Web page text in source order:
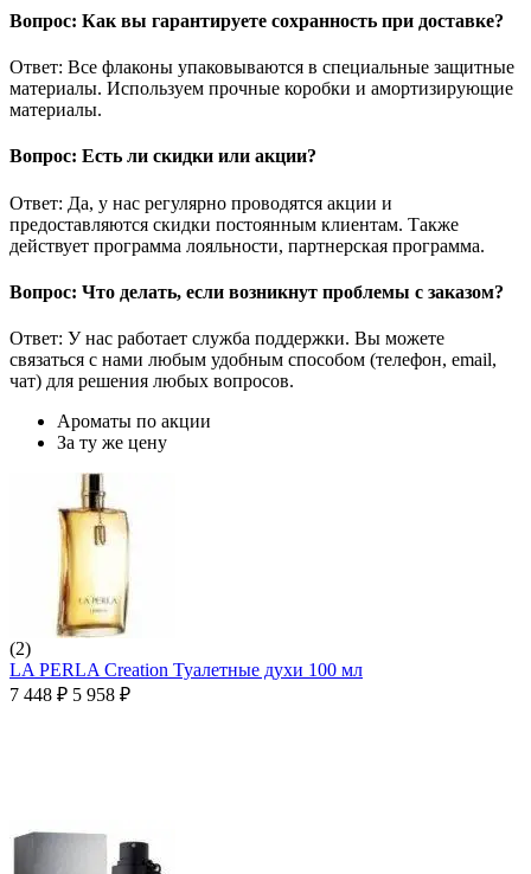
Вопрос: Как вы гарантируете сохранность при доставке?
Ответ: Все флаконы упаковываются в специальные защитные
материалы. Используем прочные коробки и амортизирующие
материалы.
Вопрос: Есть ли скидки или акции?
Ответ: Да, у нас регулярно проводятся акции и
предоставляются скидки постоянным клиентам. Также
действует программа лояльности, партнерская программа.
Вопрос: Что делать, если возникнут проблемы с заказом?
Ответ: У нас работает служба поддержки. Вы можете
связаться с нами любым удобным способом (телефон, email,
чат) для решения любых вопросов.
Ароматы по акции
За ту же цену
(2)
LA PERLA Creation Туалетные духи 100 мл
7 448 ₽ 5 958 ₽